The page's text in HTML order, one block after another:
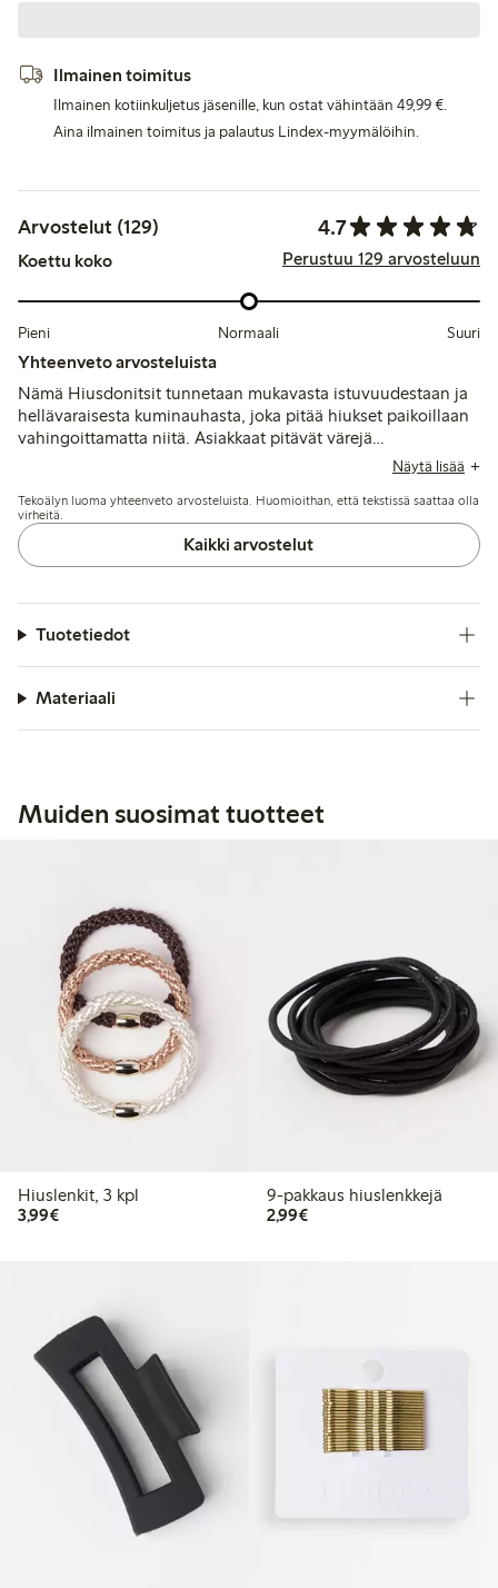
Ilmainen toimitus
Ilmainen kotiinkuljetus jäsenille, kun ostat vähintään 49,99 €.
Aina ilmainen toimitus ja palautus Lindex-myymälöihin.
Arvostelut (129) 4.7
Koettu koko Perustuu 129 arvosteluun
Pieni Normaali Suuri
Yhteenveto arvosteluista
Nämä Hiusdonitsit tunnetaan mukavasta istuvuudestaan ja
hellävaraisesta kuminauhasta, joka pitää hiukset paikoillaan
vahingoittamatta niitä. Asiakkaat pitävät värejä
houkuttelevina ja laatua yleisesti hyvänä, vaikka jotkut
satunnaisia huolia kestävyydestä ja viimeistelystä.
Näytä lisää
Tekoälyn luoma yhteenveto arvosteluista. Huomioithan, että tekstissä saattaa olla
virheitä.
Kaikki arvostelut
Tuotetiedot
Materiaali
Muiden suosimat tuotteet
Hiuslenkit, 3 kpl
3,99€3,99 €
9-pakkaus hiuslenkkejä
2,99€2,99 €